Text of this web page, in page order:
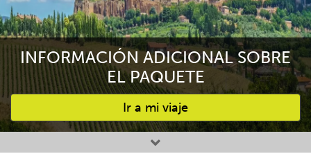
INFORMACIÓN ADICIONAL SOBRE
EL PAQUETE
Ir a mi viaje
Favourites